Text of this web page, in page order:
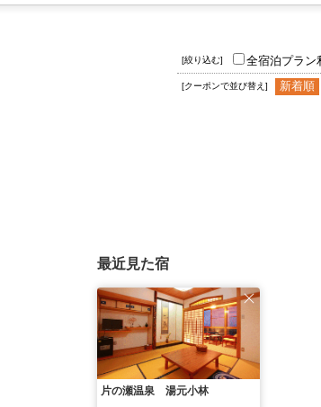
[絞り込む] 全宿泊プラン
[クーポンで並び替え] 新着順
最近見た宿
片の瀬温泉 湯元小林